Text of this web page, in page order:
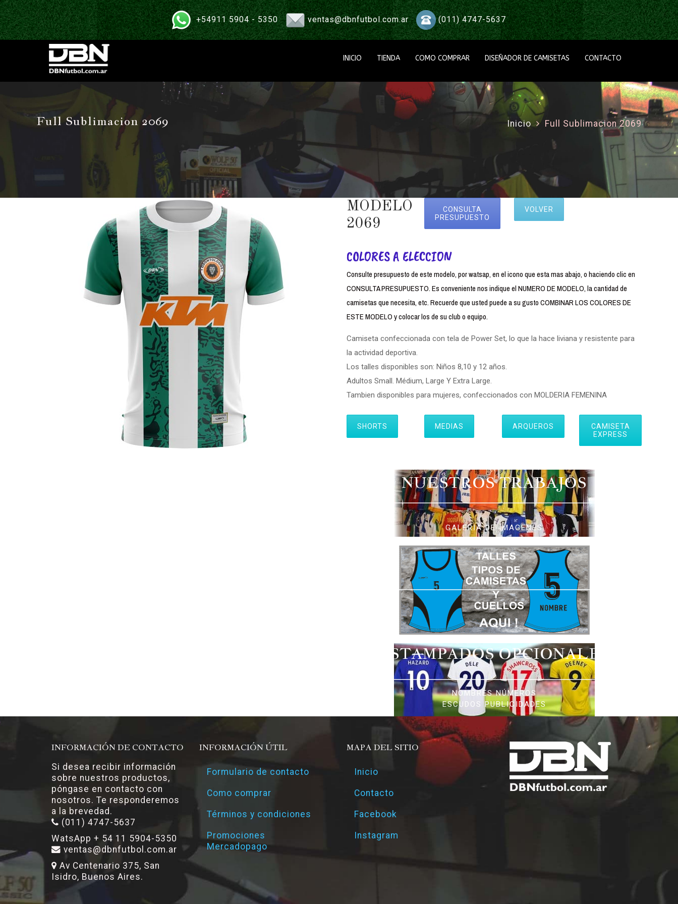
+54911 5904 - 5350 ventas@dbnfutbol.com.ar (011) 4747-5637
INICIO TIENDA COMO COMPRAR DISEÑADOR DE CAMISETAS CONTACTO
Full Sublimacion 2069 Inicio Full Sublimacion 2069
MODELO
2069
CONSULTA
PRESUPUESTO
VOLVER
COLORES A ELECCION
Consulte presupuesto de este modelo, por watsap, en el icono que esta mas abajo, o haciendo clic en
CONSULTA PRESUPUESTO. Es conveniente nos indique el NUMERO DE MODELO, la cantidad de
camisetas que necesita, etc. Recuerde que usted puede a su gusto COMBINAR LOS COLORES DE
ESTE MODELO y colocar los de su club o equipo.
Camiseta confeccionada con tela de Power Set, lo que la hace liviana y resistente para
la actividad deportiva.
Los talles disponibles son: Niños 8,10 y 12 años.
Adultos Small. Médium, Large Y Extra Large.
Tambien disponibles para mujeres, confeccionados con MOLDERIA FEMENINA
SHORTS MEDIAS ARQUEROS
CAMISETA
EXPRESS
NUESTROS TRABAJOS
GALERIA DE IMAGENES
ESTAMPADOS OPCIONALES
NOMBRES NÚMEROS
ESCUDOS PUBLICIDADES
INFORMACIÓN DE CONTACTO
Si desea recibir información
sobre nuestros productos,
póngase en contacto con
nosotros. Te responderemos
a la brevedad.
(011) 4747-5637
WatsApp + 54 11 5904-5350
ventas@dbnfutbol.com.ar
Av Centenario 375, San
Isidro, Buenos Aires.
INFORMACIÓN ÚTIL
Formulario de contacto
Como comprar
Términos y condiciones
Promociones
Mercadopago
MAPA DEL SITIO
Inicio
Contacto
Facebook
Instagram